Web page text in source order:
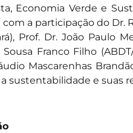
Economia Verde e
com a participação do Dr.
Prof. Dr. João Paulo
Franco Filho
Mascarenhas
sustentabilidade e suas